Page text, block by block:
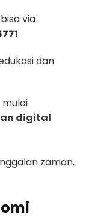
via
dan
digital
zaman,